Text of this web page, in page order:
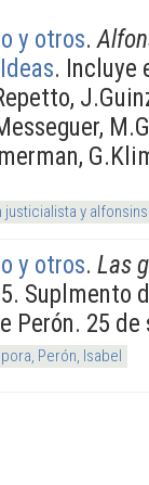
y otros.
. Incluye
justicialista y
y otros. Las
Suplmento
Perón. 25
Perón, Isabel